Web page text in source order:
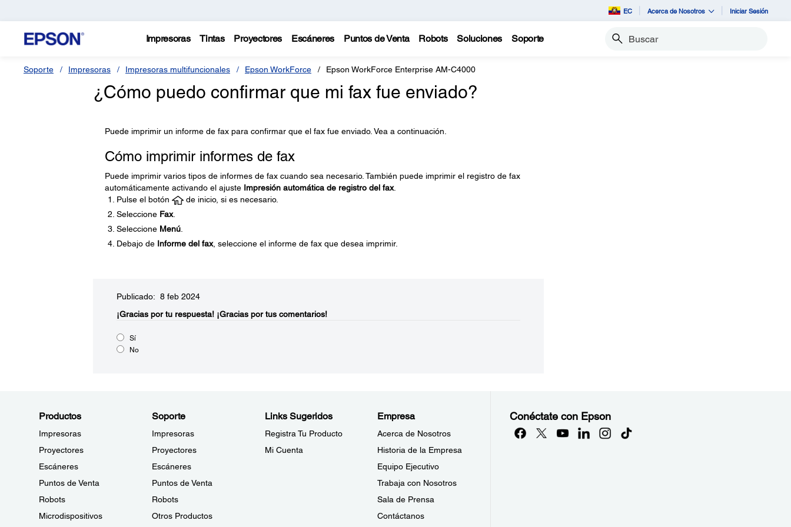
EC Acerca de Nosotros Iniciar Sesión
Impresoras Tintas Proyectores Escáneres Puntos de Venta Robots Soluciones Soporte Buscar
Soporte Impresoras Impresoras multifuncionales Epson WorkForce Epson WorkForce Enterprise AM-C4000
¿Cómo puedo confirmar que mi fax fue enviado?
Puede imprimir un informe de fax para confirmar que el fax fue enviado. Vea a continuación.
Cómo imprimir informes de fax
Puede imprimir varios tipos de informes de fax cuando sea necesario. También puede imprimir el registro de fax
automáticamente activando el ajuste Impresión automática de registro del fax.
Pulse el botón
de inicio, si es necesario.
Seleccione Fax.
Seleccione Menú.
Debajo de Informe del fax, seleccione el informe de fax que desea imprimir.
Publicado: 8 feb 2024
¡Gracias por tu respuesta! ¡Gracias por tus comentarios!
Sí
No
Productos
Impresoras
Proyectores
Escáneres
Puntos de Venta
Robots
Microdispositivos
Soporte
Impresoras
Proyectores
Escáneres
Puntos de Venta
Robots
Otros Productos
Links Sugeridos
Registra Tu Producto
Mi Cuenta
Empresa
Acerca de Nosotros
Historia de la Empresa
Equipo Ejecutivo
Trabaja con Nosotros
Sala de Prensa
Contáctanos
Conéctate con Epson